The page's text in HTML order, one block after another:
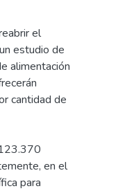
el
estudio de
alimentación
cantidad de
en el
para